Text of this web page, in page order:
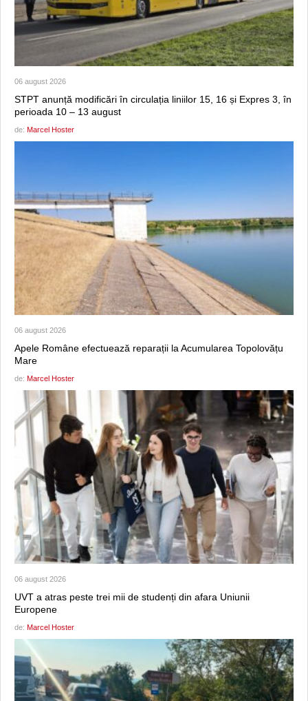
06 august 2026
STPT anunță modificări în circulația liniilor 15, 16 și Expres 3, în
perioada 10 – 13 august
de: Marcel Hoster
06 august 2026
Apele Române efectuează reparații la Acumularea Topolovățu
Mare
de: Marcel Hoster
06 august 2026
UVT a atras peste trei mii de studenți din afara Uniunii
Europene
de: Marcel Hoster